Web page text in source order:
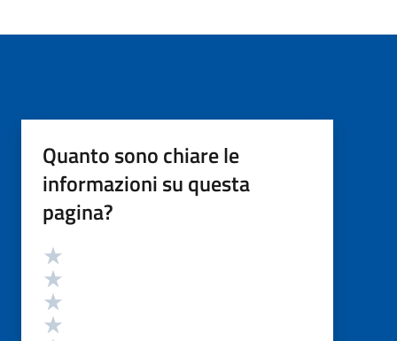
Quanto sono chiare le
informazioni su questa
pagina?
Valutazione